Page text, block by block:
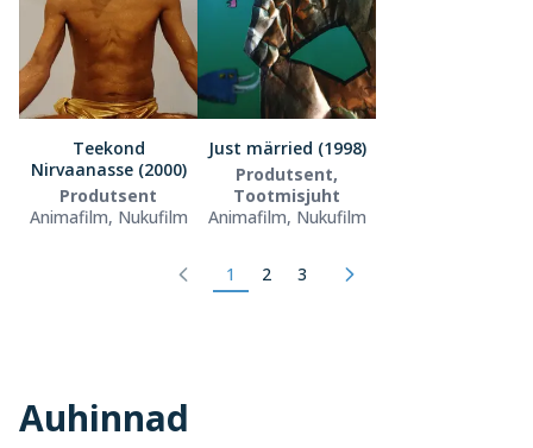
Teekond
Nirvaanasse (2000)
Produtsent
Animafilm, Nukufilm
Just märried (1998)
Produtsent,
Tootmisjuht
Animafilm, Nukufilm
1 2 3
Auhinnad